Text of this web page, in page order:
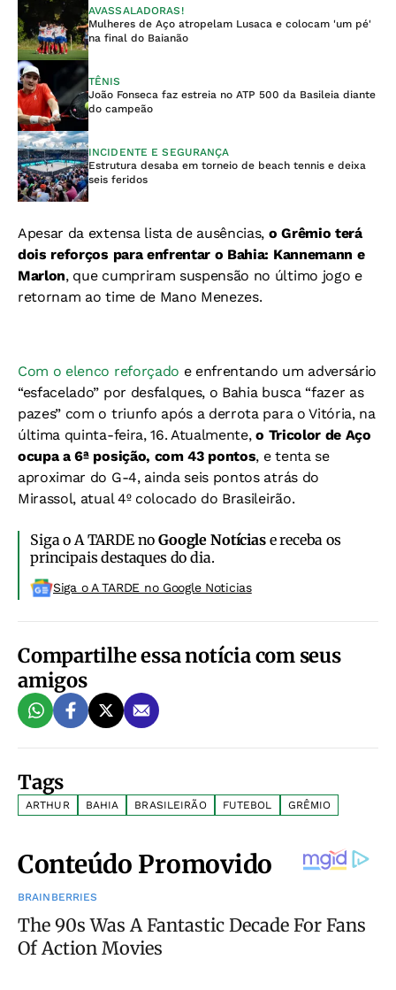
AVASSALADORAS!
Mulheres de Aço atropelam Lusaca e colocam 'um pé'
na final do Baianão
TÊNIS
João Fonseca faz estreia no ATP 500 da Basileia diante
do campeão
INCIDENTE E SEGURANÇA
Estrutura desaba em torneio de beach tennis e deixa
seis feridos
Apesar da extensa lista de ausências, o Grêmio terá
dois reforços para enfrentar o Bahia: Kannemann e
Marlon, que cumpriram suspensão no último jogo e
retornam ao time de Mano Menezes.
Com o elenco reforçado e enfrentando um adversário
“esfacelado” por desfalques, o Bahia busca “fazer as
pazes” com o triunfo após a derrota para o Vitória, na
última quinta-feira, 16. Atualmente,o Tricolor de Aço
ocupa a 6ª posição, com 43 pontos, e tenta se
aproximar do G-4, ainda seis pontos atrás do
Mirassol, atual 4º colocado do Brasileirão.
Siga o A TARDE noGoogle Notíciase receba os
principais destaques do dia.
Siga o A TARDE no Google Noticias
Compartilhe essa notícia com seus
amigos
Tags
ARTHUR BAHIA BRASILEIRÃO FUTEBOL GRÊMIO